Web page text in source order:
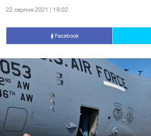
22 серпня 2021 | 19:02
Facebook